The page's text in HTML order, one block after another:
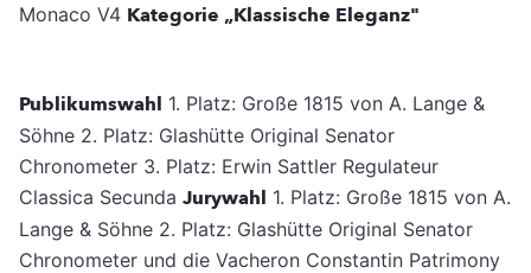
Monaco V4 Kategorie „Klassische Eleganz"
Publikumswahl 1. Platz: Große 1815 von A. Lange &
Söhne 2. Platz: Glashütte Original Senator
Chronometer 3. Platz: Erwin Sattler Regulateur
Classica Secunda Jurywahl 1. Platz: Große 1815 von A.
Lange & Söhne 2. Platz: Glashütte Original Senator
Chronometer und die Vacheron Constantin Patrimony